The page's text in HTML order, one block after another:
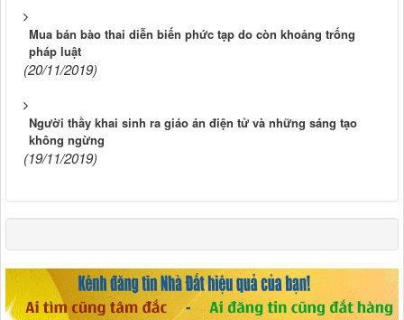
Mua bán bào thai diễn biến phức tạp do còn khoảng trống
pháp luật
(20/11/2019)
Người thầy khai sinh ra giáo án điện tử và những sáng tạo
không ngừng
(19/11/2019)